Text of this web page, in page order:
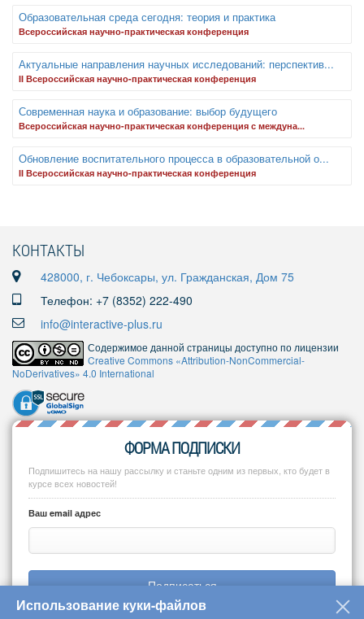
Образовательная среда сегодня: теория и практика
Всероссийская научно-практическая конференция
Актуальные направления научных исследований: перспектив...
II Всероссийская научно-практическая конференция
Современная наука и образование: выбор будущего
Всероссийская научно-практическая конференция с междуна...
Обновление воспитательного процесса в образовательной о...
II Всероссийская научно-практическая конференция
КОНТАКТЫ
428000, г. Чебоксары, ул. Гражданская, Дом 75
Телефон: +7 (8352) 222-490
info@interactive-plus.ru
Содержимое данной страницы доступно по лицензии
Creative Commons «Attribution-NonCommercial-
NoDerivatives» 4.0 International
ФОРМА ПОДПИСКИ
Подпишитесь на нашу рассылку и станьте одним из первых, кто будет в
курсе всех новостей!
Ваш email адрес
Подписаться
Использование куки-файлов